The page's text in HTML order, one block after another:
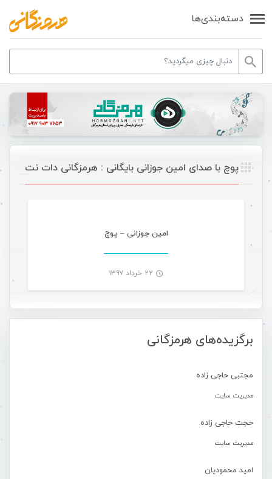
دسته‌بندی‌ها
برگزیده‌های هرمزگانی
مجتبی حاجی زاده
مدیریت سایت
حجت حاجی زاده
مدیریت سایت
امید محمودیان
پوچ با صدای امین جوزانی بایگانی : هرمزگانی دات نت
امین جوزانی – پوچ
۲۲ خرداد ۱۳۹۷